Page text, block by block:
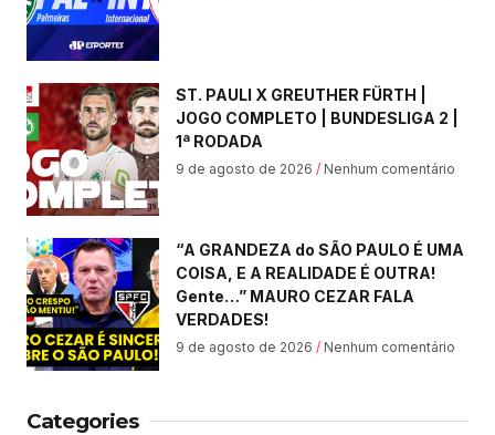
ST. PAULI X GREUTHER FÜRTH |
JOGO COMPLETO | BUNDESLIGA 2 |
1ª RODADA
9 de agosto de 2026 Nenhum comentário
“A GRANDEZA do SÃO PAULO É UMA
COISA, E A REALIDADE É OUTRA!
Gente…” MAURO CEZAR FALA
VERDADES!
9 de agosto de 2026 Nenhum comentário
Categories